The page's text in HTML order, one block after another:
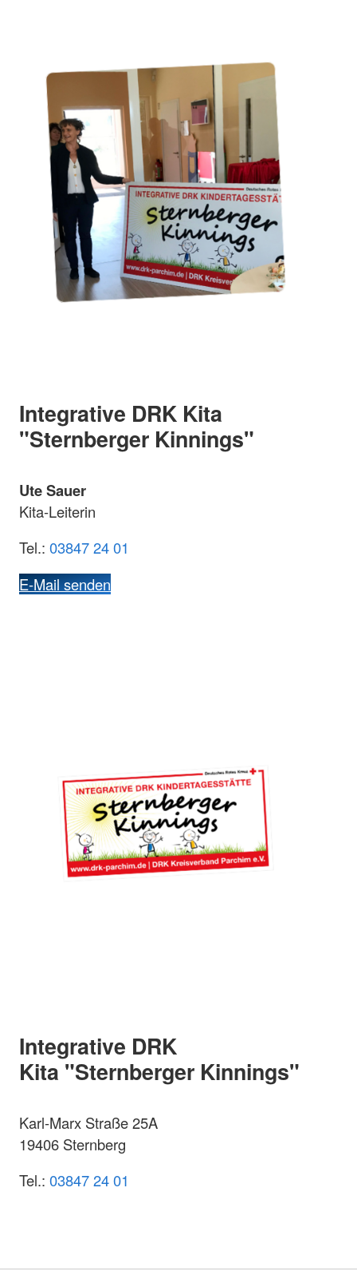
Integrative DRK Kita
"Sternberger Kinnings"
Ute Sauer
Kita-Leiterin
Tel.: 03847 24 01
E-Mail senden
Integrative DRK
Kita "Sternberger Kinnings"
Karl-Marx Straße 25A
19406 Sternberg
Tel.: 03847 24 01